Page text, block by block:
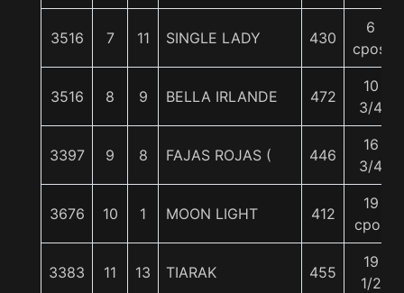
3516 7 11 SINGLE LADY 430
6
cpos.
3516 8 9 BELLA IRLANDE 472
10
3/4
3397 9 8 FAJAS ROJAS ( 446
16
3/4
3676 10 1 MOON LIGHT 412
19
cpos
3383 11 13 TIARAK 455
19
1/2